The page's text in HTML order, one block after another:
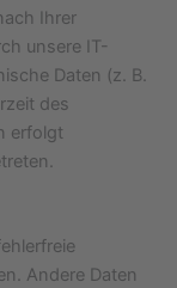
Ihrer
unsere IT-
Daten (z. B.
des
erfolgt
Andere Daten